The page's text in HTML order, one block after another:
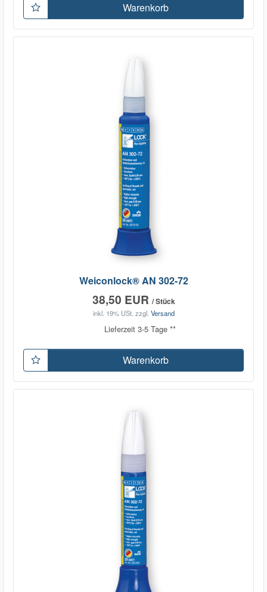
Warenkorb
Weiconlock® AN 302-72
38,50 EUR / Stück
inkl. 19% USt. zzgl. Versand
Lieferzeit 3-5 Tage **
Warenkorb